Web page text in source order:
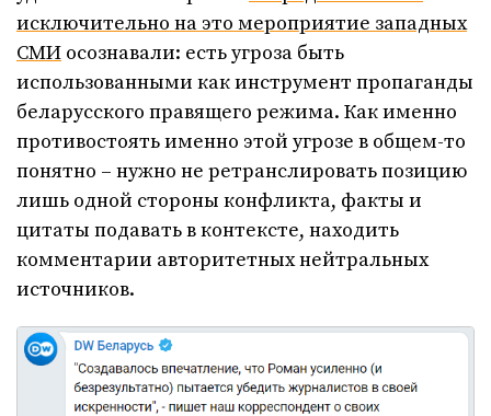
исключительно на это мероприятие западных
СМИ осознавали: есть угроза быть
использованными как инструмент пропаганды
беларусского правящего режима. Как именно
противостоять именно этой угрозе в общем-то
понятно – нужно не ретранслировать позицию
лишь одной стороны конфликта, факты и
цитаты подавать в контексте, находить
комментарии авторитетных нейтральных
источников.